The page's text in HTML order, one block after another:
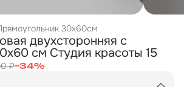
30х60см
вывески ›
двухсторонняя с
см Студия красоты 15
₽−34%